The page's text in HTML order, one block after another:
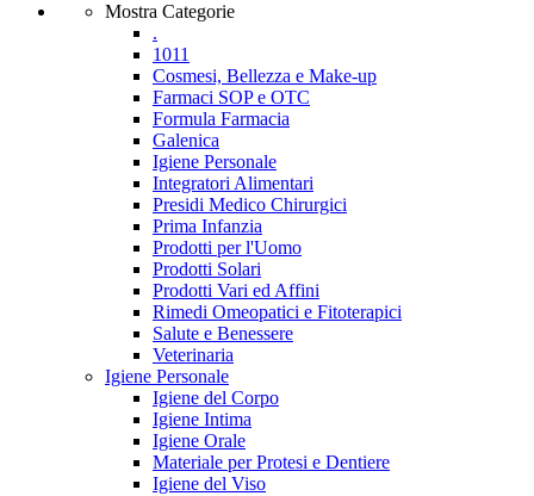
Mostra Categorie
.
1011
Cosmesi, Bellezza e Make-up
Farmaci SOP e OTC
Formula Farmacia
Galenica
Igiene Personale
Integratori Alimentari
Presidi Medico Chirurgici
Prima Infanzia
Prodotti per l'Uomo
Prodotti Solari
Prodotti Vari ed Affini
Rimedi Omeopatici e Fitoterapici
Salute e Benessere
Veterinaria
Igiene Personale
Igiene del Corpo
Igiene Intima
Igiene Orale
Materiale per Protesi e Dentiere
Igiene del Viso